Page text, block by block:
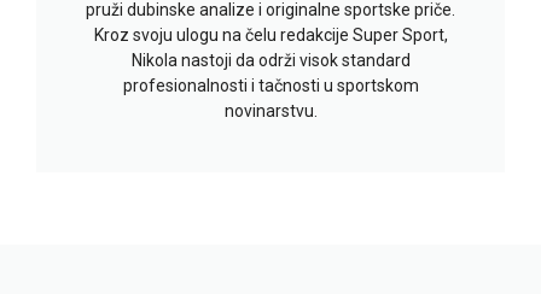
pruži dubinske analize i originalne sportske priče.
Kroz svoju ulogu na čelu redakcije Super Sport,
Nikola nastoji da održi visok standard
profesionalnosti i tačnosti u sportskom
novinarstvu.